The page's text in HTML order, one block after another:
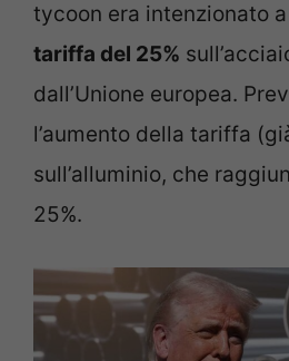
tycoon era intenzionato a
tariffa del 25%
dall’Unione europea.
l’aumento della tariffa
sull’alluminio, che
25%.